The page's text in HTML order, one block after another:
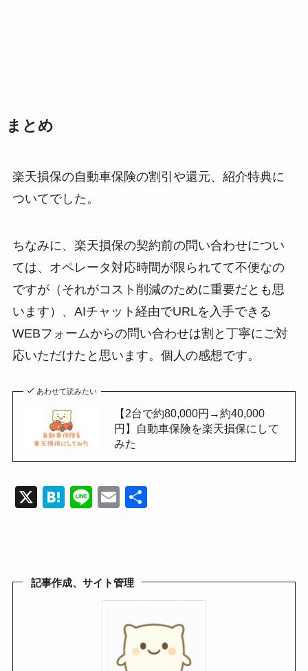
まとめ
楽天損保の自動車保険の割引や還元、紹介特典に
ついてでした。
ちなみに、楽天損保の契約前の問い合わせについ
ては、オペレータ対応時間が限られてて不便なの
ですが（それがコスト削減のために重要だとも思
います）、AIチャット経由でURLを入手できる
WEBフォームからの問い合わせは割と丁寧にご対
応いただけたと思います。個人の感想です。
あわせて読みたい
【2台で約80,000円→約40,000
円】自動車保険を楽天損保にして
みた
X
H
a
Li
E
記事作成、サイト管理